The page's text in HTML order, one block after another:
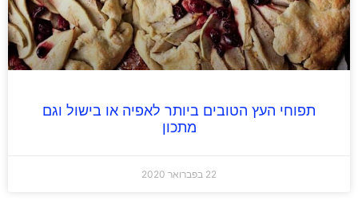
תפוחי העץ הטובים ביותר לאפיה או בישול וגם
מתכון